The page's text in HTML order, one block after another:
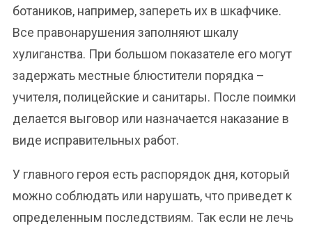
ботаников, например, запереть их в шкафчике.
Все правонарушения заполняют шкалу
хулиганства. При большом показателе его могут
задержать местные блюстители порядка –
учителя, полицейские и санитары. После поимки
делается выговор или назначается наказание в
виде исправительных работ.
У главного героя есть распорядок дня, который
можно соблюдать или нарушать, что приведет к
определенным последствиям. Так если не лечь